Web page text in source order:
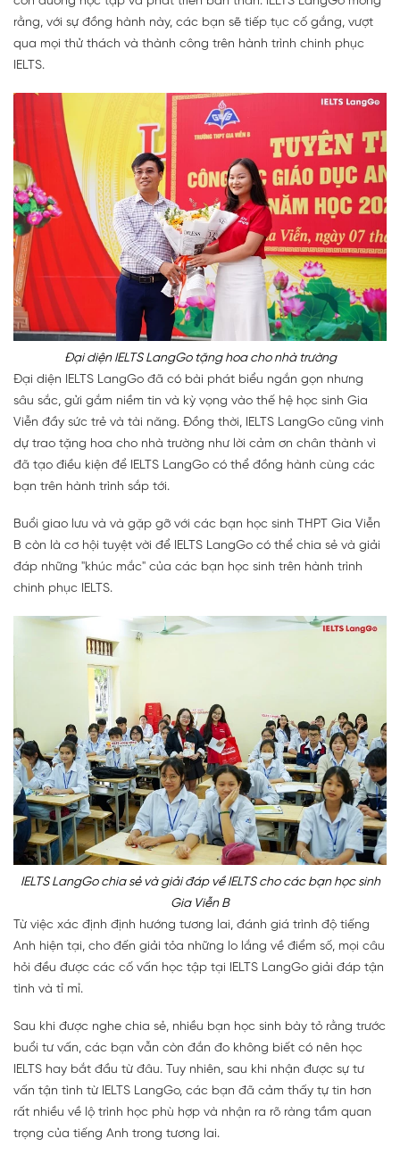
rằng, với sự đồng hành này, các bạn sẽ tiếp tục cố gắng, vượt
qua mọi thử thách và thành công trên hành trình chinh phục
IELTS.
Đại diện IELTS LangGo tặng hoa cho nhà trường
Đại diện IELTS LangGo đã có bài phát biểu ngắn gọn nhưng
sâu sắc, gửi gắm niềm tin và kỳ vọng vào thế hệ học sinh Gia
Viễn đầy sức trẻ và tài năng. Đồng thời, IELTS LangGo cũng vinh
dự trao tặng hoa cho nhà trường như lời cảm ơn chân thành vì
đã tạo điều kiện để IELTS LangGo có thể đồng hành cùng các
bạn trên hành trình sắp tới.
Buổi giao lưu và và gặp gỡ với các bạn học sinh THPT Gia Viễn
B còn là cơ hội tuyệt vời để IELTS LangGo có thể chia sẻ và giải
đáp những "khúc mắc" của các bạn học sinh trên hành trình
chinh phục IELTS.
IELTS LangGo chia sẻ và giải đáp về IELTS cho các bạn học sinh
Gia Viễn B
Từ việc xác định định hướng tương lai, đánh giá trình độ tiếng
Anh hiện tại, cho đến giải tỏa những lo lắng về điểm số, mọi câu
hỏi đều được các cố vấn học tập tại IELTS LangGo giải đáp tận
tình và tỉ mỉ.
Sau khi được nghe chia sẻ, nhiều bạn học sinh bày tỏ rằng trước
buổi tư vấn, các bạn vẫn còn đắn đo không biết có nên học
IELTS hay bắt đầu từ đâu. Tuy nhiên, sau khi nhận được sự tư
vấn tận tình từ IELTS LangGo, các bạn đã cảm thấy tự tin hơn
rất nhiều về lộ trình học phù hợp và nhận ra rõ ràng tầm quan
trọng của tiếng Anh trong tương lai.